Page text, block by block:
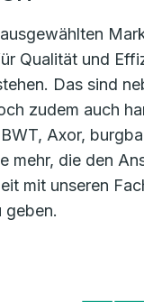
Qualität und
Das sind
zudem auch
Axor,
mehr, die den
mit unseren
geben.